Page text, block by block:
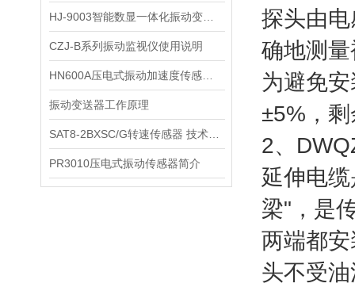
CZJ-B系列振动监视仪使用说明
振动变送器工作原理
PR3010压电式振动传感器简介
探头由
确地测
为避免
±5%，
2、
延伸电
梁"，是
两端都
头不受